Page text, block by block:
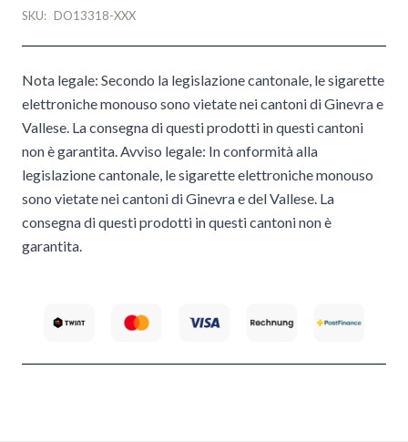
SKU: DO13318-XXX
Nota legale: Secondo la legislazione cantonale, le sigarette
elettroniche monouso sono vietate nei cantoni di Ginevra e
Vallese. La consegna di questi prodotti in questi cantoni
non è garantita. Avviso legale: In conformità alla
legislazione cantonale, le sigarette elettroniche monouso
sono vietate nei cantoni di Ginevra e del Vallese. La
consegna di questi prodotti in questi cantoni non è
garantita.